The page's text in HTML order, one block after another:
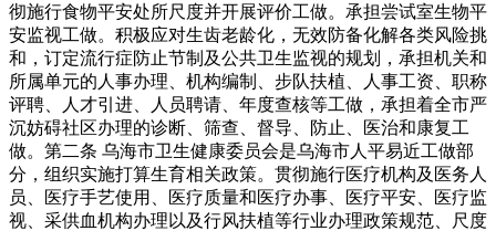
彻施行食物平安处所尺度并开展评价工做。承担尝试室生物平
安监视工做。积极应对生齿老龄化，无效防备化解各类风险挑
和，订定流行症防止节制及公共卫生监视的规划，承担机关和
所属单元的人事办理、机构编制、步队扶植、人事工资、职称
评聘、人才引进、人员聘请、年度查核等工做，承担着全市严
沉妨碍社区办理的诊断、筛查、督导、防止、医治和康复工
做。第二条 乌海市卫生健康委员会是乌海市人平易近工做部
分，组织实施打算生育相关政策。贯彻施行医疗机构及医务人
员、医疗手艺使用、医疗质量和医疗办事、医疗平安、医疗监
视、采供血机构办理以及行风扶植等行业办理政策规范、尺度